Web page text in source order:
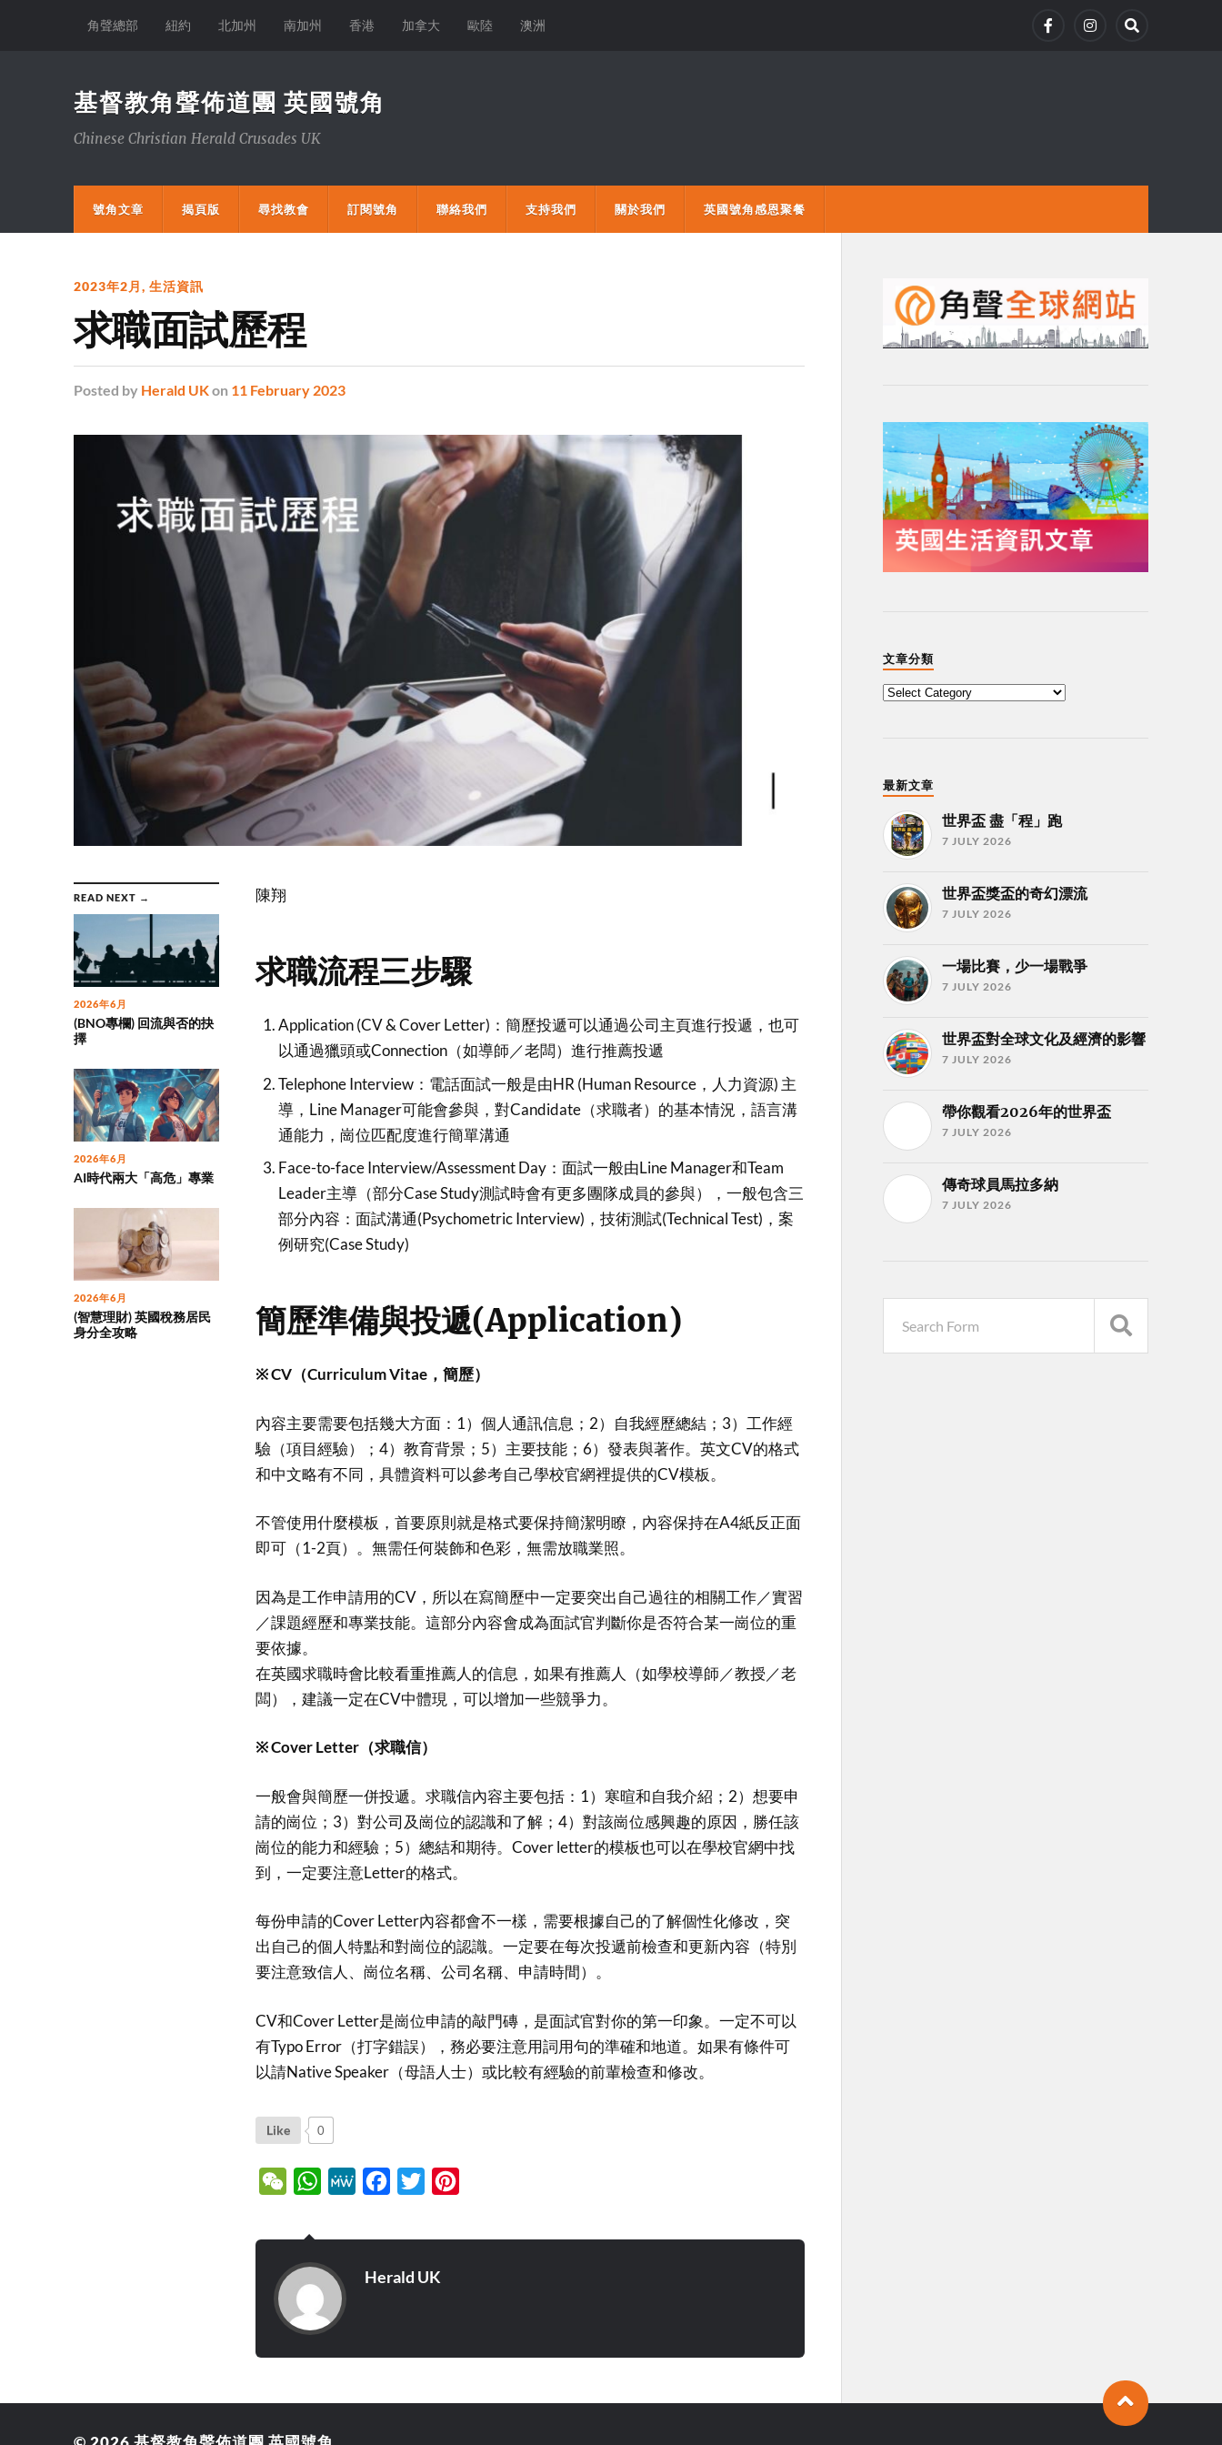
角聲總部 紐約 北加州 南加州 香港 加拿大 歐陸 澳洲
基督教角聲佈道團 英國號角
Chinese Christian Herald Crusades UK
號角文章 揭頁版 尋找教會 訂閱號角 聯絡我們 支持我們 關於我們 英國號角感恩聚餐
2023年2月, 生活資訊
求職面試歷程
Posted by Herald UKon 11 February 2023
READ NEXT →
2026年6月
(BNO專欄) 回流與否的抉
擇
2026年6月
AI時代兩大「高危」專業
2026年6月
(智慧理財) 英國稅務居民
身分全攻略
陳翔
求職流程三步驟
Application (CV & Cover Letter)：簡歷投遞可以通過公司主頁進行投遞，也可
以通過獵頭或Connection（如導師／老闆）進行推薦投遞
Telephone Interview：電話面試一般是由HR (Human Resource，人力資源) 主
導，Line Manager可能會參與，對Candidate（求職者）的基本情況，語言溝
通能力，崗位匹配度進行簡單溝通
Face-to-face Interview/Assessment Day：面試一般由Line Manager和Team
Leader主導（部分Case Study測試時會有更多團隊成員的參與），一般包含三
部分內容：面試溝通(Psychometric Interview)，技術測試(Technical Test)，案
例研究(Case Study)
簡歷準備與投遞(Application)
※ CV（Curriculum Vitae，簡歷）
內容主要需要包括幾大方面：1）個人通訊信息；2）自我經歷總結；3）工作經
驗（項目經驗）；4）教育背景；5）主要技能；6）發表與著作。英文CV的格式
和中文略有不同，具體資料可以參考自己學校官網裡提供的CV模板。
不管使用什麼模板，首要原則就是格式要保持簡潔明瞭，內容保持在A4紙反正面
即可（1-2頁）。無需任何裝飾和色彩，無需放職業照。
因為是工作申請用的CV，所以在寫簡歷中一定要突出自己過往的相關工作／實習
／課題經歷和專業技能。這部分內容會成為面試官判斷你是否符合某一崗位的重
要依據。
在英國求職時會比較看重推薦人的信息，如果有推薦人（如學校導師／教授／老
闆），建議一定在CV中體現，可以增加一些競爭力。
※ Cover Letter（求職信）
一般會與簡歷一併投遞。求職信內容主要包括：1）寒暄和自我介紹；2）想要申
請的崗位；3）對公司及崗位的認識和了解；4）對該崗位感興趣的原因，勝任該
崗位的能力和經驗；5）總結和期待。Cover letter的模板也可以在學校官網中找
到，一定要注意Letter的格式。
每份申請的Cover Letter內容都會不一樣，需要根據自己的了解個性化修改，突
出自己的個人特點和對崗位的認識。一定要在每次投遞前檢查和更新內容（特別
要注意致信人、崗位名稱、公司名稱、申請時間）。
CV和Cover Letter是崗位申請的敲門磚，是面試官對你的第一印象。一定不可以
有Typo Error（打字錯誤），務必要注意用詞用句的準確和地道。如果有條件可
以請Native Speaker（母語人士）或比較有經驗的前輩檢查和修改。
Like 0
WeChatWhatsApp
MeWe Facebook
Twitter
Herald UK
文章分類
最新文章
世界盃 盡「程」跑
7 JULY 2026
世界盃獎盃的奇幻漂流
7 JULY 2026
一場比賽，少一場戰爭
7 JULY 2026
世界盃對全球文化及經濟的影響
7 JULY 2026
帶你觀看2026年的世界盃
7 JULY 2026
傳奇球員馬拉多納
7 JULY 2026